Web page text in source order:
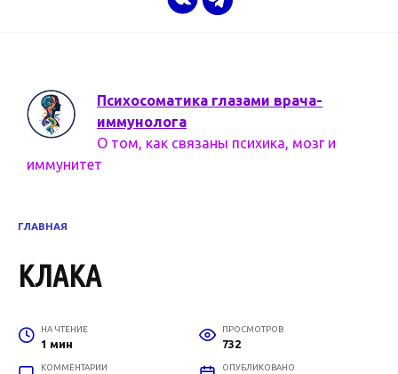
Психосоматика глазами врача-
иммунолога
О том, как связаны психика, мозг и
иммунитет
ГЛАВНАЯ
КЛАКА
НА ЧТЕНИЕ
1 мин
ПРОСМОТРОВ
732
КОММЕНТАРИИ ОПУБЛИКОВАНО